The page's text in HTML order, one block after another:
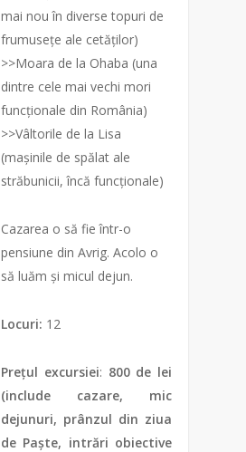
mai nou în diverse topuri de
frumusețe ale cetăților)
>>Moara de la Ohaba (una
dintre cele mai vechi mori
funcționale din România)
>>Vâltorile de la Lisa
(mașinile de spălat ale
străbunicii, încă funcționale)
Cazarea o să fie într-o
pensiune din Avrig. Acolo o
să luăm și micul dejun.
Locuri: 12
Prețul excursiei: 800 de lei
(include cazare, mic
dejunuri, prânzul din ziua
de Paște, intrări obiective